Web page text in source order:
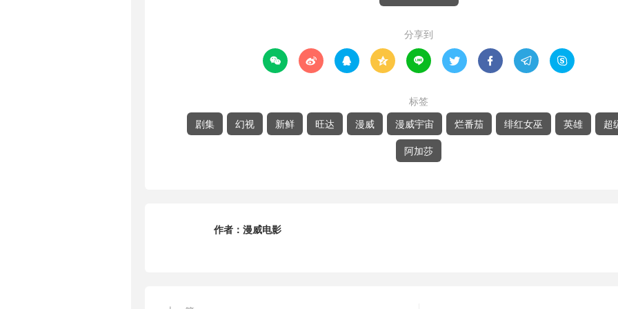
分享到
        
标签
剧集
幻视 新鲜 旺达 漫威 漫威宇宙 烂番茄 绯红女巫 英雄
超
阿加莎
作者： 漫威电影